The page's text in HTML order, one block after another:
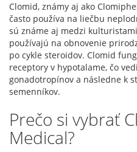
Clomid, známy aj ako
často používa na liečbu
sú známe aj medzi
používajú na obnovenie
po cykle steroidov. Clomid
receptory v hypotalame, čo
gonadotropínov a následne k
semenníkov.
Prečo si vybrať
Medical?